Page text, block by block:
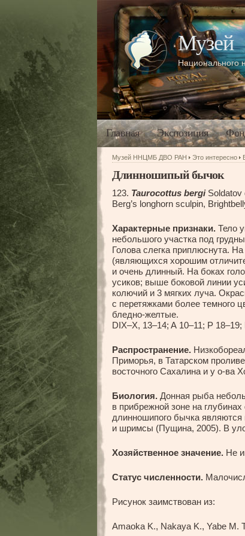
Музей
Национального
Главная Экспозиция
Музей ННЦМБ ДВО РАН Это интересно
Длинношипый бычок
123. Taurocottus bergiSoldatov
Berg’s longhorn sculpin,
Характерные признаки. Тело
небольшого участка под
Голова слегка приплюснута.
(являющихся хорошим
и очень длинный. На боках
усиков; выше боковой линии
колючий и 3 мягких луча.
с перетяжками более темного
бледно-желтые.
DIX–X, 13–14; A 10–11; P 18–19;
Распространение.
Приморья, в Татарском
восточного Сахалина и у о-ва
Биология. Донная рыба
в прибрежной зоне на
длинношипого бычка
и шримсы (Пущина, 2005). В
Хозяйственное значение. Не
Статус численности.
Рисунок заимствован из:
Amaoka K., Nakaya K., Yabe M.